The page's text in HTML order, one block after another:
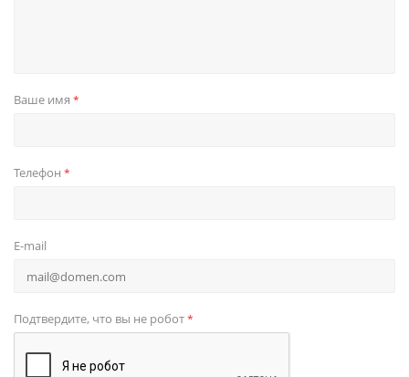
Ваше имя *
Телефон *
E-mail
Подтвердите, что вы не робот*